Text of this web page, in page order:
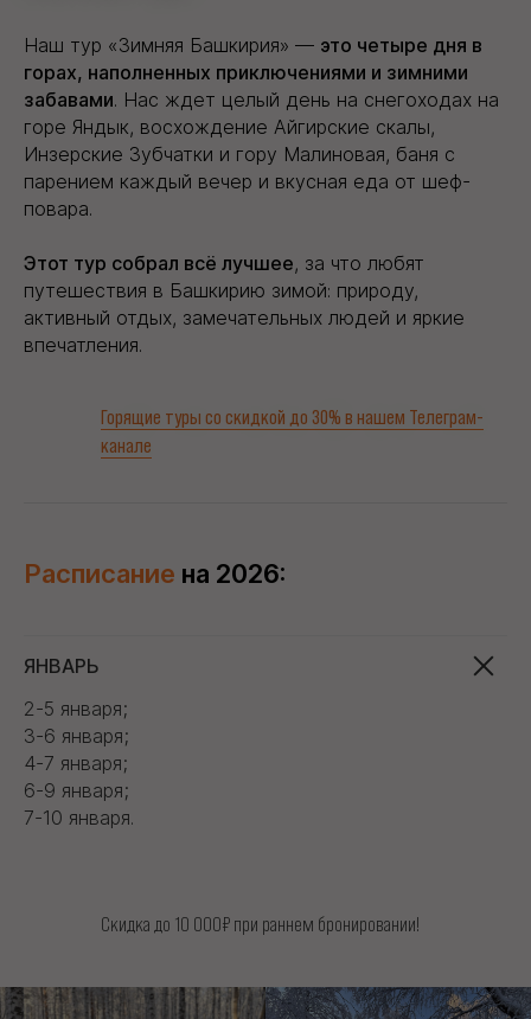
Наш тур «Зимняя Башкирия» — это четыре дня в
горах, наполненных приключениями и зимними
забавами. Нас ждет целый день на снегоходах на
горе Яндык, восхождение Айгирские скалы,
Инзерские Зубчатки и гору Малиновая, баня с
парением каждый вечер и вкусная еда от шеф-
повара.
Этот тур собрал всё лучшее, за что любят
путешествия в Башкирию зимой: природу,
активный отдых, замечательных людей и яркие
впечатления.
Горящие туры со скидкой до 30% в нашем Телеграм-
канале
Расписание на 2026:
ЯНВАРЬ
2-5 января;
3-6 января;
4-7 января;
6-9 января;
7-10 января.
Скидка до 10 000₽ при раннем бронировании!